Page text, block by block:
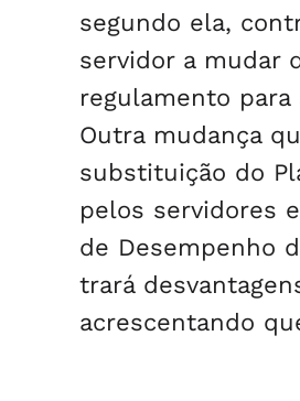
segundo ela,
servidor a mudar
regulamento
Outra mudança
substituição do
pelos servidores
de Desempenho
trará
acrescentando